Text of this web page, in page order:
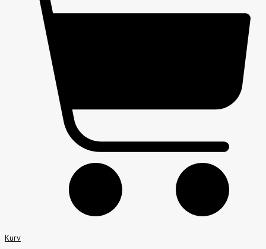
Kurv